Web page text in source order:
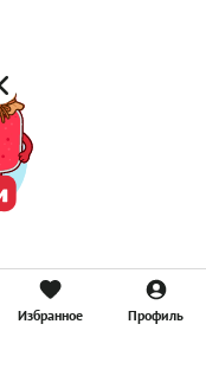
Избранное Профиль